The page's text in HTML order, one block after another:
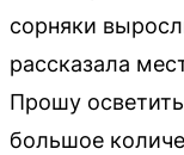
сорняки
рассказала
Прошу
большое